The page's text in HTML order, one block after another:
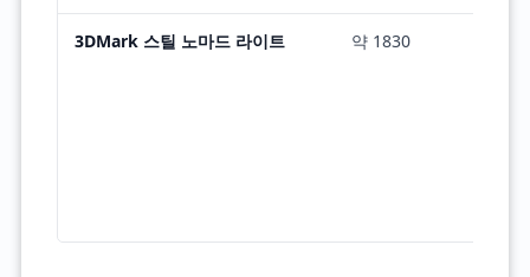
3DMark 스틸 노마드 라이트 약 1830